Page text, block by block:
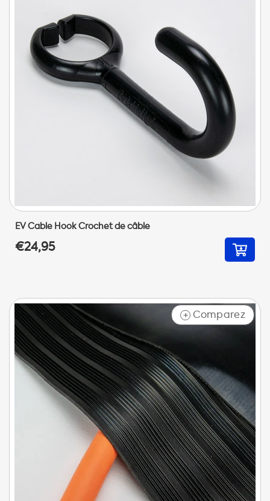
EV Cable Hook Crochet de câble
€24,95
+ Comparez